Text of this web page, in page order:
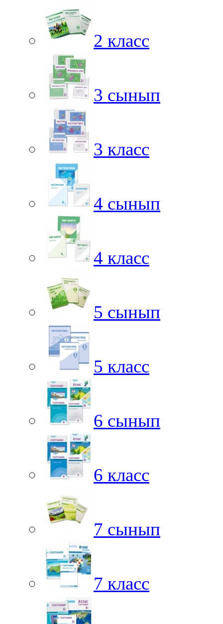
2 класс
3 сынып
3 класс
4 сынып
4 класс
5 сынып
5 класс
6 сынып
6 класс
7 сынып
7 класс